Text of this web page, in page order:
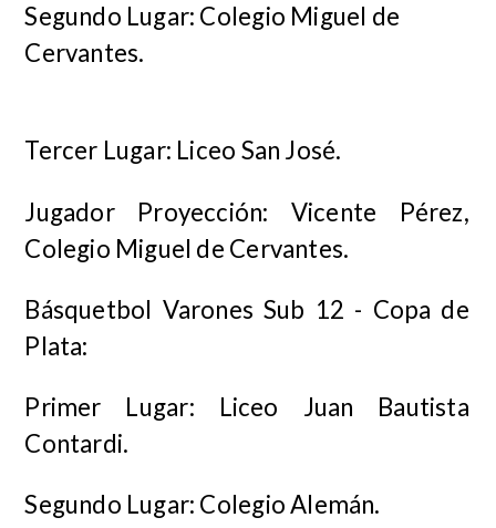
Segundo Lugar: Colegio Miguel de
Cervantes.
Tercer Lugar: Liceo San José.
Jugador Proyección: Vicente Pérez,
Colegio Miguel de Cervantes.
Básquetbol Varones Sub 12 - Copa de
Plata:
Primer Lugar: Liceo Juan Bautista
Contardi.
Segundo Lugar: Colegio Alemán.